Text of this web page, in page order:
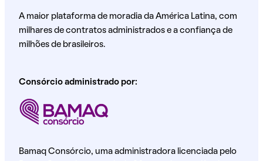
A maior plataforma de moradia da América Latina, com
milhares de contratos administrados e a confiança de
milhões de brasileiros.
Consórcio administrado por:
Bamaq Consórcio, uma administradora licenciada pelo